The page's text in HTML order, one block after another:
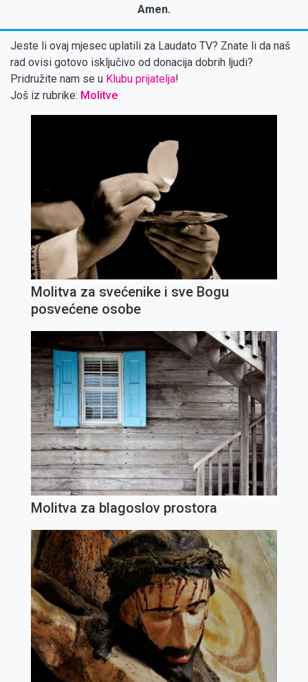
Amen.
Jeste li ovaj mjesec uplatili za Laudato TV? Znate li da naš
rad ovisi gotovo isključivo od donacija dobrih ljudi?
Pridružite nam se u Klubu prijatelja!
Još iz rubrike: Molitve
Molitva za svećenike i sve Bogu
posvećene osobe
Molitva za blagoslov prostora